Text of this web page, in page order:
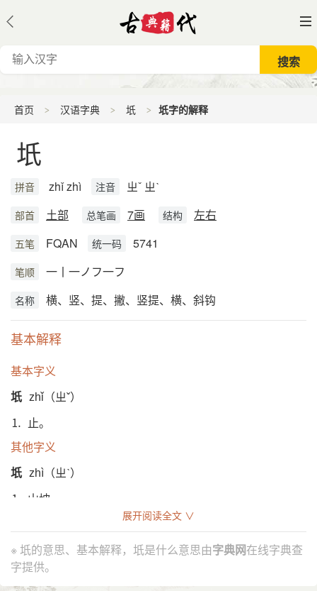
首页 汉语字典 坁 坁字的解释
坁
拼音 zhǐ zhì 注音 ㄓˇ ㄓˋ
部首 土部 总笔画 7画 结构 左右
五笔 FQAN 统一码 5741
笔顺 一丨一ノフ一フ
名称 横、竖、提、撇、竖提、横、斜钩
基本解释
基本字义
坁
zhǐ（ㄓˇ）
⒈ 止。
其他字义
坁
zhì（ㄓˋ）
⒈ 山坡。
堤 坻
展开阅读全文 ∨
※ 坁的意思、基本解释，坁是什么意思由字典网在线字典查
字提供。